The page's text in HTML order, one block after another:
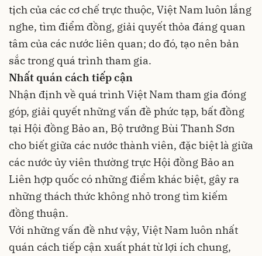
tịch của các cơ chế trực thuộc, Việt Nam luôn lắng
nghe, tìm điểm đồng, giải quyết thỏa đáng quan
tâm của các nước liên quan; do đó, tạo nên bản
sắc trong quá trình tham gia.
Nhất quán cách tiếp cận
Nhận định về quá trình Việt Nam tham gia đóng
góp, giải quyết những vấn đề phức tạp, bất đồng
tại Hội đồng Bảo an, Bộ trưởng Bùi Thanh Sơn
cho biết giữa các nước thành viên, đặc biệt là giữa
các nước ủy viên thường trực Hội đồng Bảo an
Liên hợp quốc có những điểm khác biệt, gây ra
những thách thức không nhỏ trong tìm kiếm
đồng thuận.
Với những vấn đề như vậy, Việt Nam luôn nhất
quán cách tiếp cận xuất phát từ lợi ích chung,